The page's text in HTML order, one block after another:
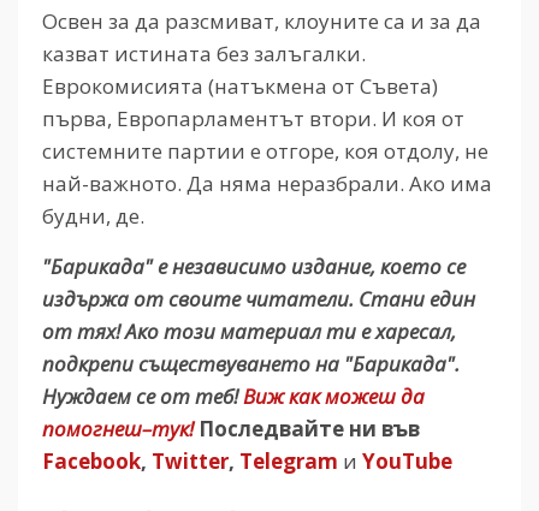
Освен за да разсмиват, клоуните са и за да
казват истината без залъгалки.
Еврокомисията (натъкмена от Съвета)
първа, Европарламентът втори. И коя от
системните партии е отгоре, коя отдолу, не
най-важното. Да няма неразбрали. Ако има
будни, де.
"Барикада" е независимо издание, което се
издържа от своите читатели. Стани един
от тях! Ако този материал ти е харесал,
подкрепи съществуването на "Барикада".
Нуждаем се от теб!Виж как можеш да
помогнеш–тук! Последвайте ни във
Facebook, Twitter, Telegram и YouTube